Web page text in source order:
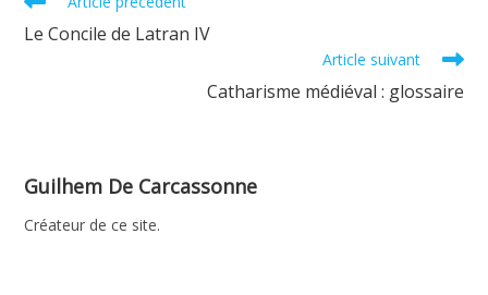
articles
Le Concile de Latran IV
Article suivant
Catharisme médiéval : glossaire
Guilhem De Carcassonne
Créateur de ce site.